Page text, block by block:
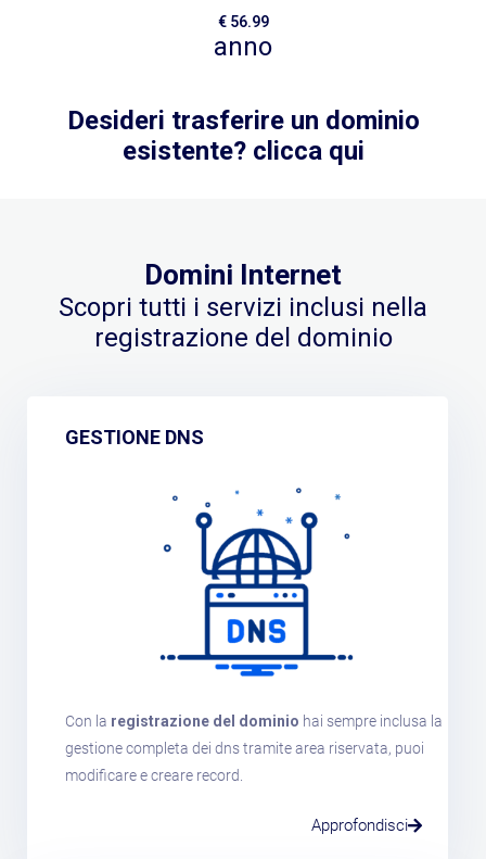
€ 56.99
anno
Desideri trasferire un dominio
esistente? clicca qui
Domini Internet
Scopri tutti i servizi inclusi nella
registrazione del dominio
GESTIONE DNS
Con la registrazione del dominio hai sempre inclusa la
gestione completa dei dns tramite area riservata, puoi
modificare e creare record.
Approfondisci